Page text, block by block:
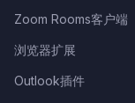
Zoom Rooms客户端
浏览器扩展
Outlook插件